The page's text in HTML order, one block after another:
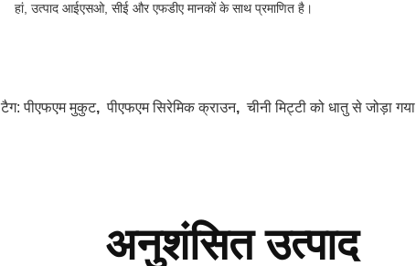
हां, उत्पाद आईएसओ, सीई और एफडीए मानकों के साथ प्रमाणित है।
टैग:पीएफएम मुकुट,पीएफएम सिरेमिक क्राउन,चीनी मिट्टी को धातु से जोड़ा गया
अनुशंसित उत्पाद